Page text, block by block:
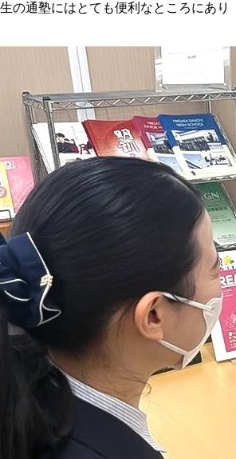
の通塾にはとても便利なところにあり